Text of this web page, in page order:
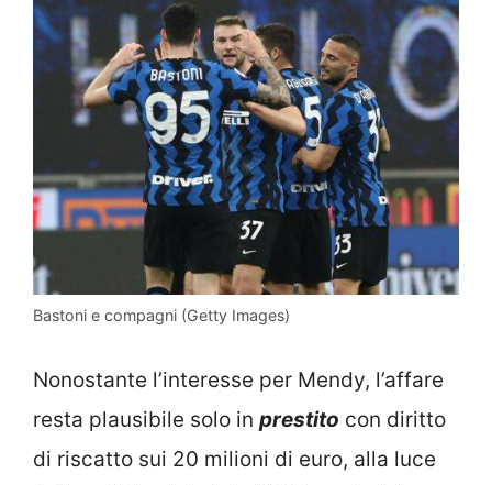
Bastoni e compagni (Getty Images)
Nonostante l’interesse per Mendy, l’affare
resta plausibile solo in prestito con diritto
di riscatto sui 20 milioni di euro, alla luce